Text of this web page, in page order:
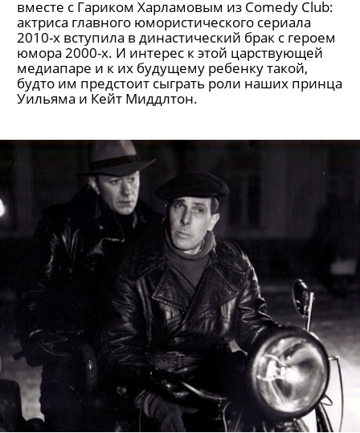
Экс-звезда сериала «Интерны», Асмус сейчас
вместе с Гариком Харламовым из Comedy Club:
актриса главного юмористического сериала
2010-х вступила в династический брак с героем
юмора 2000-х. И интерес к этой царствующей
медиапаре и к их будущему ребенку такой,
будто им предстоит сыграть роли наших принца
Уильяма и Кейт Миддлтон.